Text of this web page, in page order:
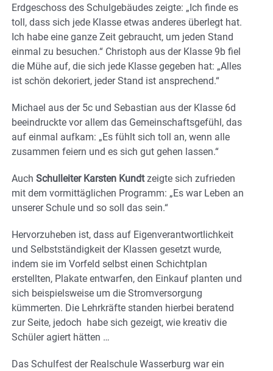
Erdgeschoss des Schulgebäudes zeigte: „Ich finde es
toll, dass sich jede Klasse etwas anderes überlegt hat.
Ich habe eine ganze Zeit gebraucht, um jeden Stand
einmal zu besuchen.“ Christoph aus der Klasse 9b fiel
die Mühe auf, die sich jede Klasse gegeben hat: „Alles
ist schön dekoriert, jeder Stand ist ansprechend.“
Michael aus der 5c und Sebastian aus der Klasse 6d
beeindruckte vor allem das Gemeinschaftsgefühl, das
auf einmal aufkam: „Es fühlt sich toll an, wenn alle
zusammen feiern und es sich gut gehen lassen.“
Auch Schulleiter Karsten Kundtzeigte sich zufrieden
mit dem vormittäglichen Programm: „Es war Leben an
unserer Schule und so soll das sein.“
Hervorzuheben ist, dass auf Eigenverantwortlichkeit
und Selbstständigkeit der Klassen gesetzt wurde,
indem sie im Vorfeld selbst einen Schichtplan
erstellten, Plakate entwarfen, den Einkauf planten und
sich beispielsweise um die Stromversorgung
kümmerten. Die Lehrkräfte standen hierbei beratend
zur Seite, jedoch habe sich gezeigt, wie kreativ die
Schüler agiert hätten …
Das Schulfest der Realschule Wasserburg war ein